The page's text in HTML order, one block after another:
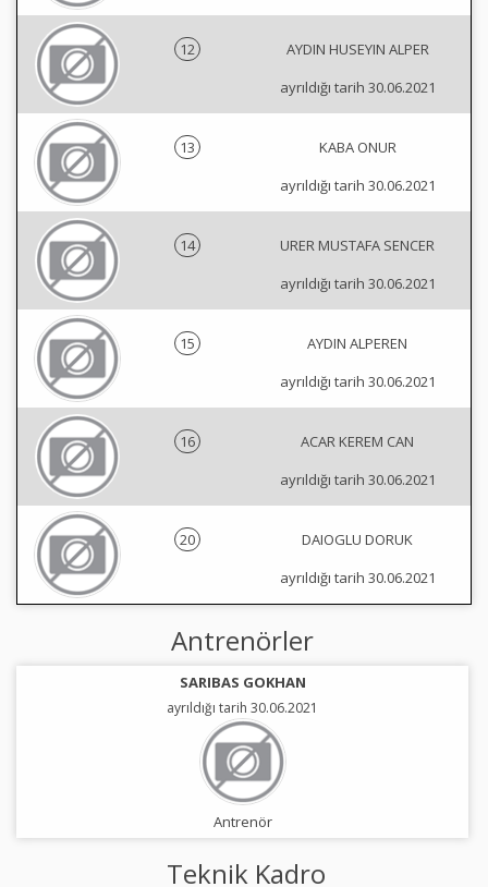
12
AYDIN HUSEYIN ALPER
ayrıldığı tarih 30.06.2021
13
KABA ONUR
ayrıldığı tarih 30.06.2021
14
URER MUSTAFA SENCER
ayrıldığı tarih 30.06.2021
15
AYDIN ALPEREN
ayrıldığı tarih 30.06.2021
16
ACAR KEREM CAN
ayrıldığı tarih 30.06.2021
20
DAIOGLU DORUK
ayrıldığı tarih 30.06.2021
Antrenörler
SARIBAS GOKHAN
ayrıldığı tarih 30.06.2021
Antrenör
Teknik Kadro